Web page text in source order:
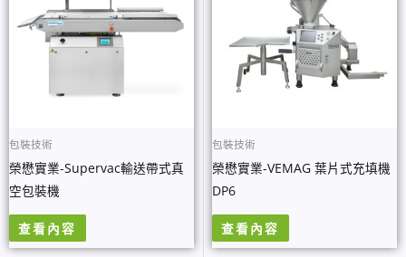
包裝技術
榮懋實業-Supervac輸送帶式真
空包裝機
查看內容
包裝技術
榮懋實業-VEMAG 葉片式充填機
DP6
查看內容